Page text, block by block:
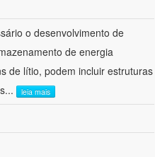
o desenvolvimento de
de energia
de lítio, podem incluir estruturas
... leia mais